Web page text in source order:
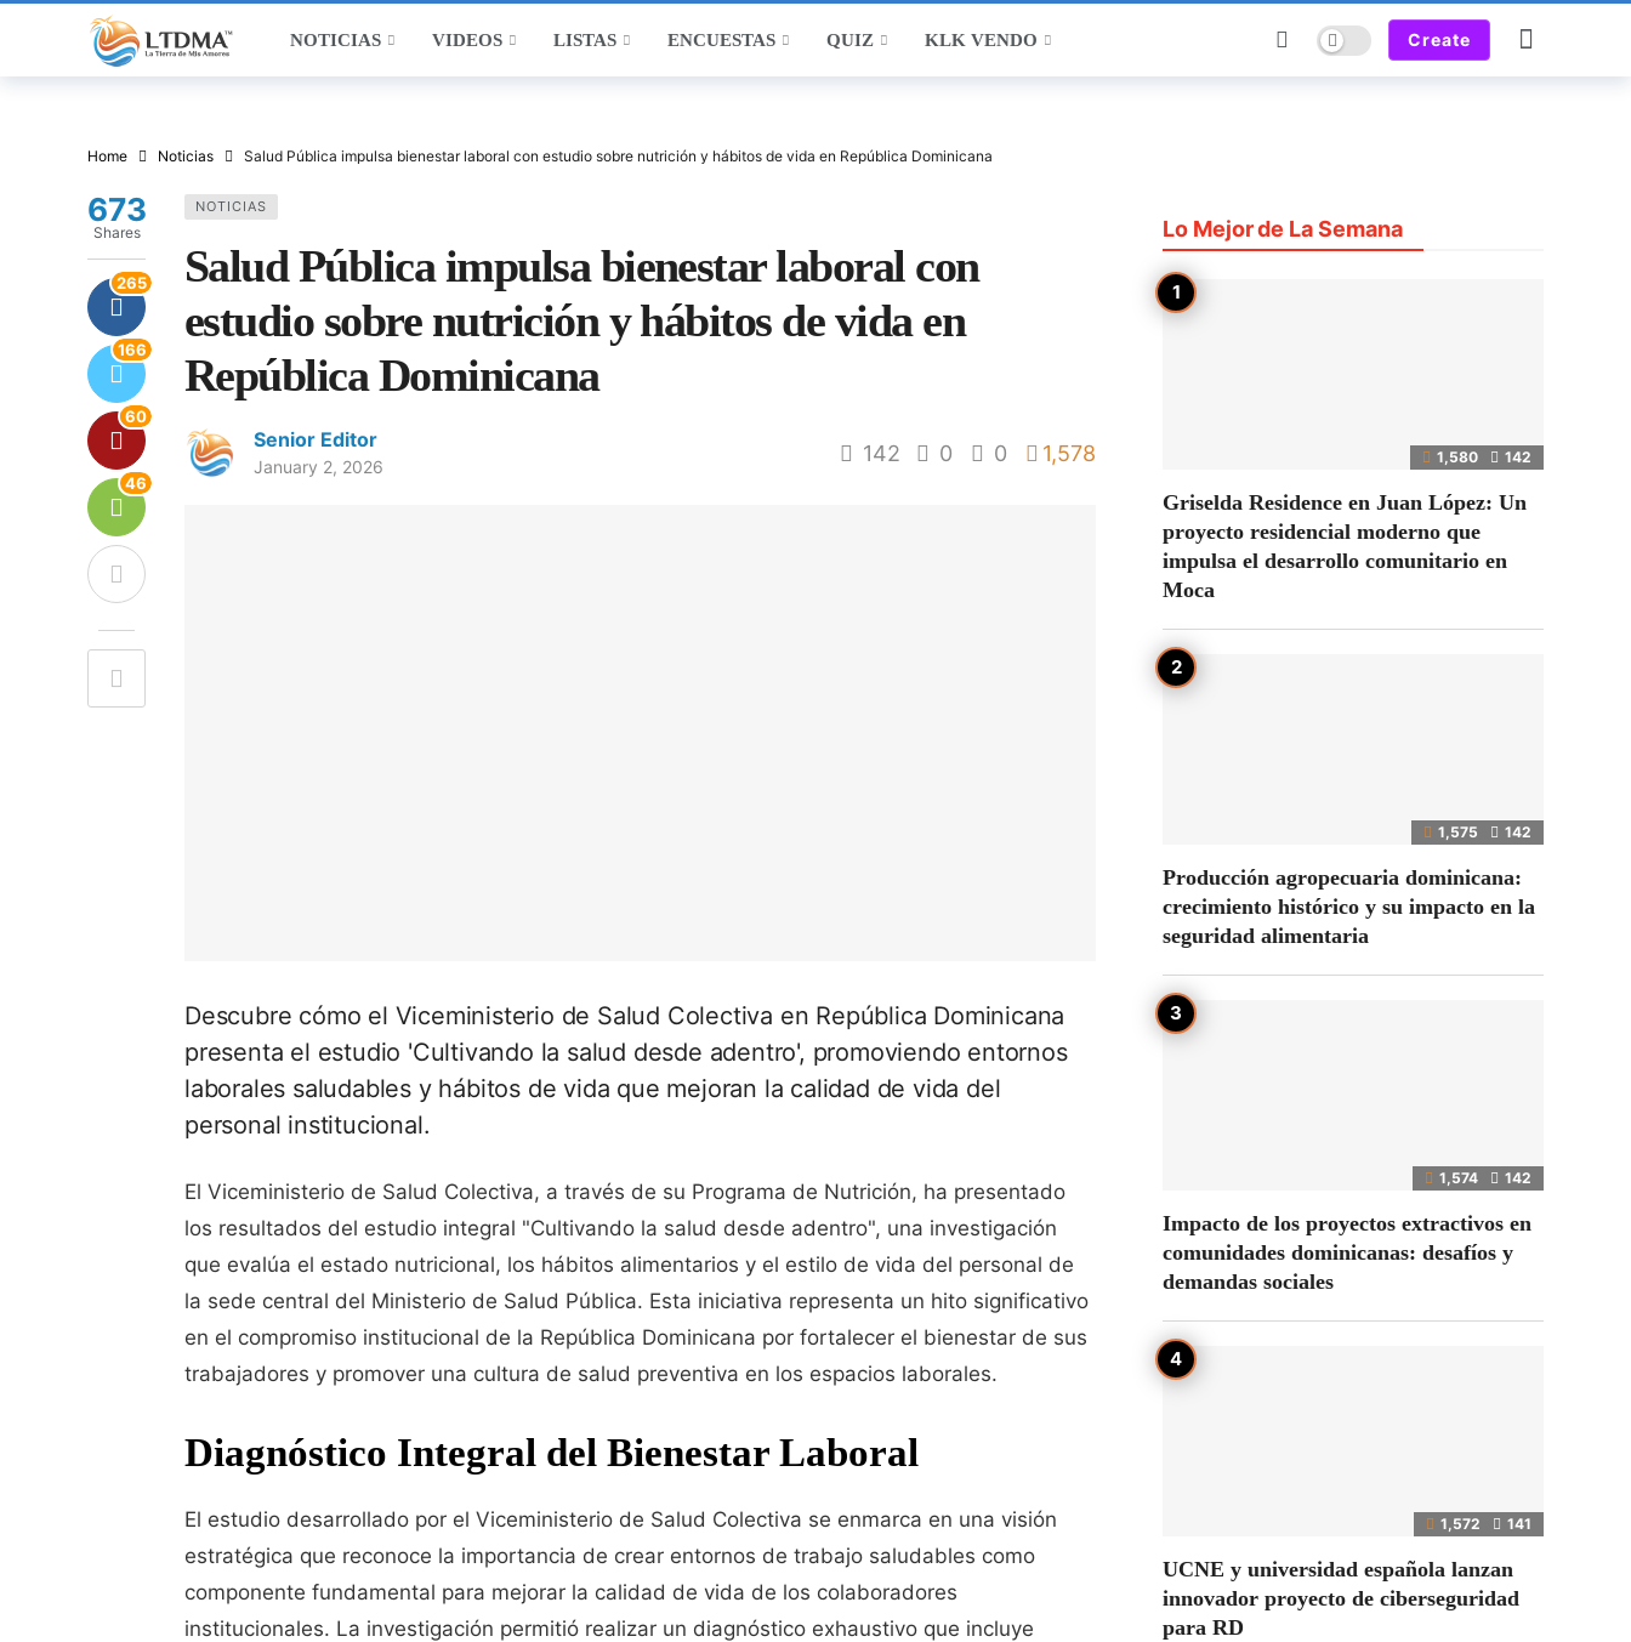
NOTICIAS VIDEOS LISTAS ENCUESTAS QUIZ KLK VENDO Dark mode Create
Home Noticias Salud Pública impulsa bienestar laboral con estudio sobre nutrición y hábitos de vida en República Dominicana
NOTICIAS
Salud Pública impulsa bienestar laboral con
estudio sobre nutrición y hábitos de vida en
República Dominicana
Senior Editor
January 2, 2026
142 0 0 1,578
673
Shares
265
166
60
46
Descubre cómo el Viceministerio de Salud Colectiva en República Dominicana
presenta el estudio 'Cultivando la salud desde adentro', promoviendo entornos
laborales saludables y hábitos de vida que mejoran la calidad de vida del
personal institucional.
El Viceministerio de Salud Colectiva, a través de su Programa de Nutrición, ha presentado
los resultados del estudio integral "Cultivando la salud desde adentro", una investigación
que evalúa el estado nutricional, los hábitos alimentarios y el estilo de vida del personal de
la sede central del Ministerio de Salud Pública. Esta iniciativa representa un hito significativo
en el compromiso institucional de la República Dominicana por fortalecer el bienestar de sus
trabajadores y promover una cultura de salud preventiva en los espacios laborales.
Diagnóstico Integral del Bienestar Laboral
El estudio desarrollado por el Viceministerio de Salud Colectiva se enmarca en una visión
estratégica que reconoce la importancia de crear entornos de trabajo saludables como
componente fundamental para mejorar la calidad de vida de los colaboradores
institucionales. La investigación permitió realizar un diagnóstico exhaustivo que incluye
Lo Mejor de La Semana
1,580 142
Griselda Residence en Juan López: Un
proyecto residencial moderno que
impulsa el desarrollo comunitario en
Moca
1,575 142
Producción agropecuaria dominicana:
crecimiento histórico y su impacto en la
seguridad alimentaria
1,574 142
Impacto de los proyectos extractivos en
comunidades dominicanas: desafíos y
demandas sociales
1,572 141
UCNE y universidad española lanzan
innovador proyecto de ciberseguridad
para RD